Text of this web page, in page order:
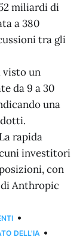
miliardi di
a 380
tra gli
visto un
da 9 a 30
una
La rapida
investitori
con
Anthropic
•
DELL'IA •